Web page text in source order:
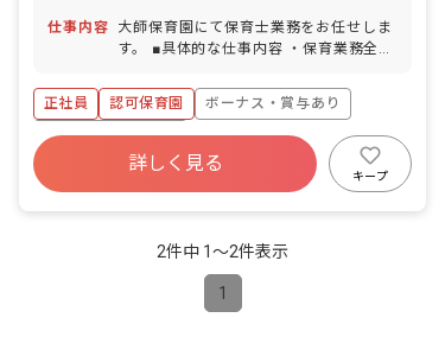
仕事内容
大師保育園にて保育士業務をお任せしま
す。 ■具体的な仕事内容 ・保育業務全般
作成 ・環境整備 等
正社員 認可保育園
ボーナス・賞与あり
年間休日120日以上
寮・住宅・家賃補助あり
社会保険完備
詳しく見る
キープ
2件中 1〜2件表示
1